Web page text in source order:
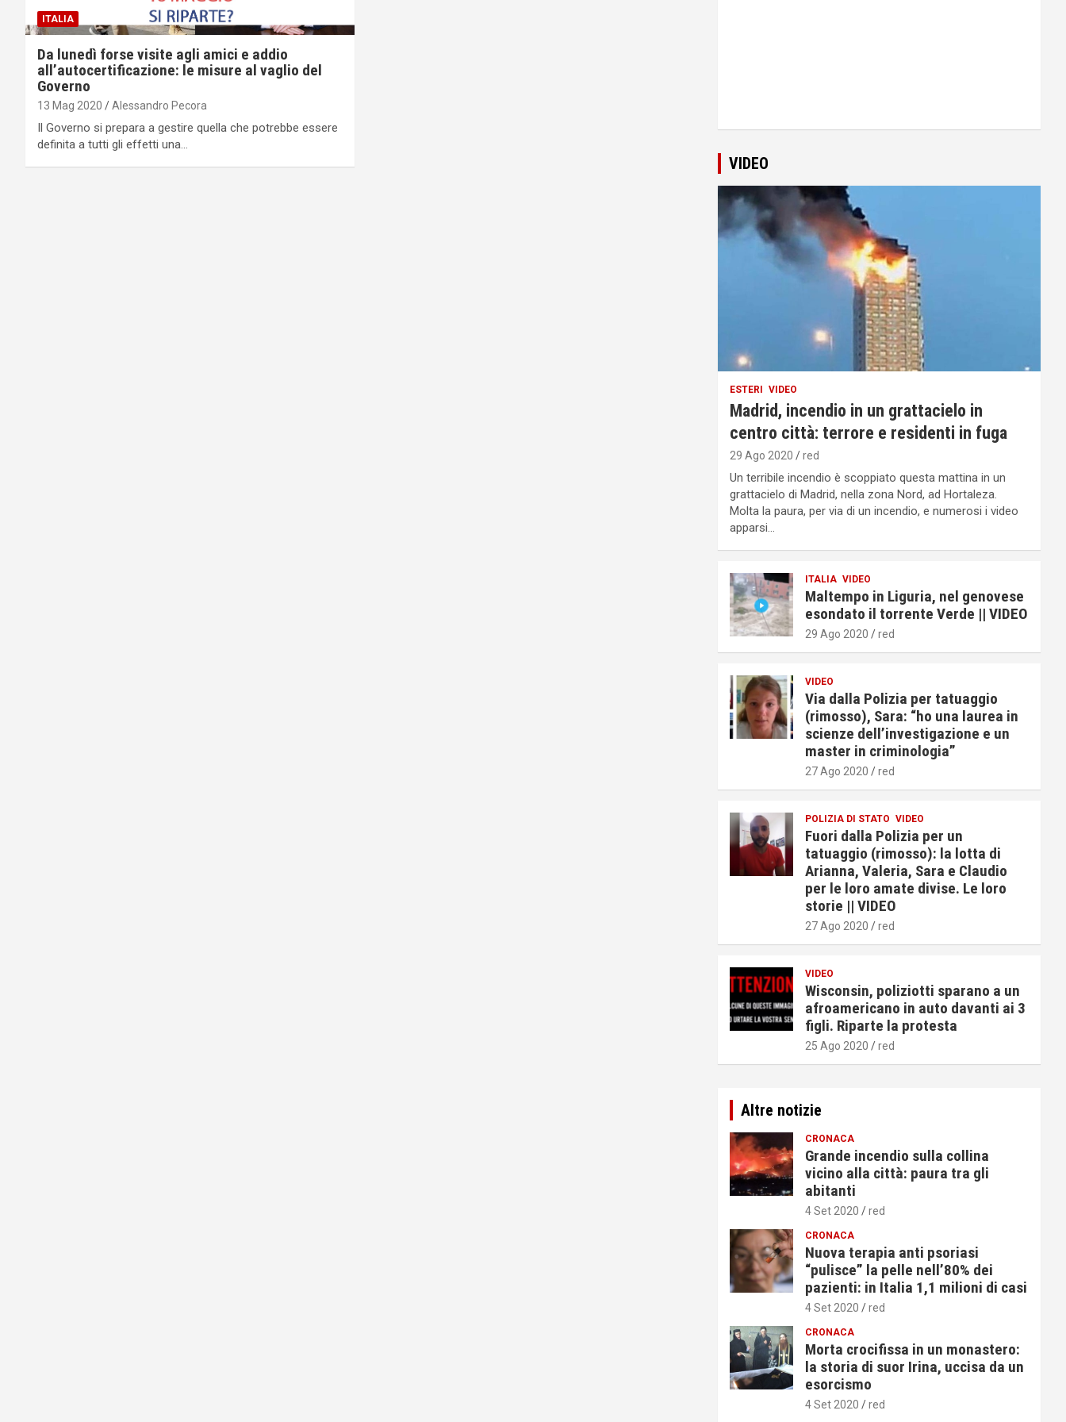
ITALIA
Da lunedì forse visite agli amici e addio
all’autocertificazione: le misure al vaglio del
Governo
13 Mag 2020 Alessandro Pecora
Il Governo si prepara a gestire quella che potrebbe essere
definita a tutti gli effetti una…
VIDEO
ESTERI VIDEO
Madrid, incendio in un grattacielo in
centro città: terrore e residenti in fuga
29 Ago 2020 red
Un terribile incendio è scoppiato questa mattina in un
grattacielo di Madrid, nella zona Nord, ad Hortaleza.
Molta la paura, per via di un incendio, e numerosi i video
apparsi…
ITALIA VIDEO
Maltempo in Liguria, nel genovese
esondato il torrente Verde || VIDEO
29 Ago 2020 red
VIDEO
Via dalla Polizia per tatuaggio
(rimosso), Sara: “ho una laurea in
scienze dell’investigazione e un
master in criminologia”
27 Ago 2020 red
POLIZIA DI STATO VIDEO
Fuori dalla Polizia per un
tatuaggio (rimosso): la lotta di
Arianna, Valeria, Sara e Claudio
per le loro amate divise. Le loro
storie || VIDEO
27 Ago 2020 red
VIDEO
Wisconsin, poliziotti sparano a un
afroamericano in auto davanti ai 3
figli. Riparte la protesta
25 Ago 2020 red
Altre notizie
CRONACA
Grande incendio sulla collina
vicino alla città: paura tra gli
abitanti
4 Set 2020 red
CRONACA
Nuova terapia anti psoriasi
“pulisce” la pelle nell’80% dei
pazienti: in Italia 1,1 milioni di casi
4 Set 2020 red
CRONACA
Morta crocifissa in un monastero:
la storia di suor Irina, uccisa da un
esorcismo
4 Set 2020 red